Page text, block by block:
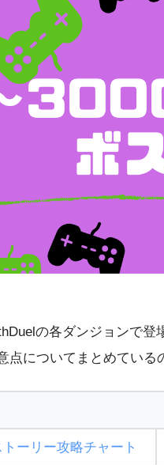
の各ダンジョンで
点についてまとめている
トーリー攻略チャート